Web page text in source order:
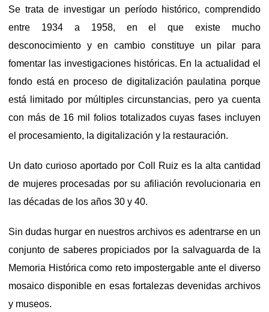
Se trata de investigar un período histórico, comprendido
entre 1934 a 1958, en el que existe mucho
desconocimiento y en cambio constituye un pilar para
fomentar las investigaciones históricas. En la actualidad el
fondo está en proceso de digitalización paulatina porque
está limitado por múltiples circunstancias, pero ya cuenta
con más de 16 mil folios totalizados cuyas fases incluyen
el procesamiento, la digitalización y la restauración.
Un dato curioso aportado por Coll Ruiz es la alta cantidad
de mujeres procesadas por su afiliación revolucionaria en
las décadas de los años 30 y 40.
Sin dudas hurgar en nuestros archivos es adentrarse en un
conjunto de saberes propiciados por la salvaguarda de la
Memoria Histórica como reto impostergable ante el diverso
mosaico disponible en esas fortalezas devenidas archivos
y museos.